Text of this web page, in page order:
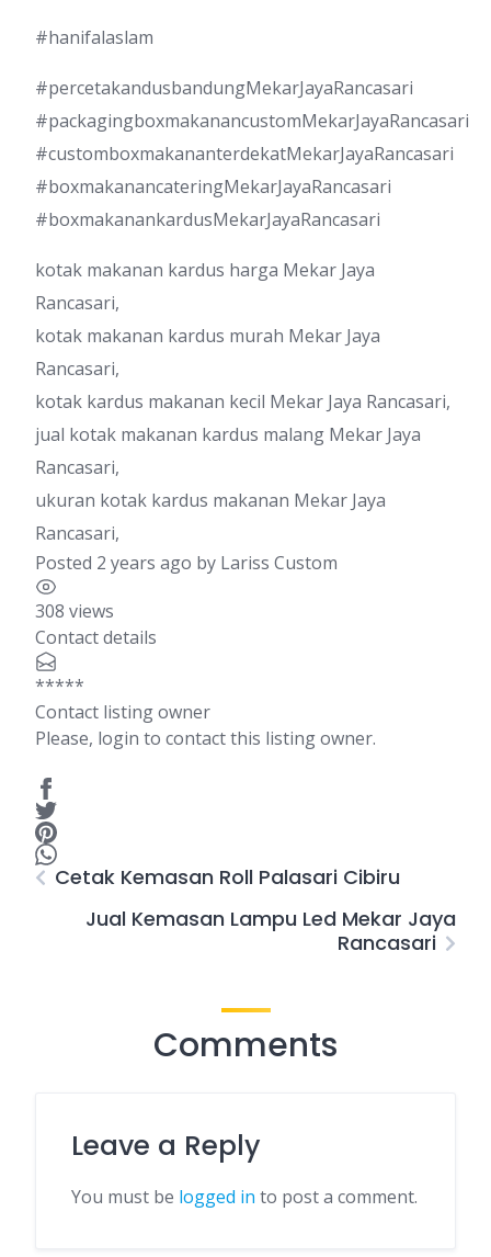
#hanifalaslam
#percetakandusbandungMekarJayaRancasari
#packagingboxmakanancustomMekarJayaRancasari
#customboxmakananterdekatMekarJayaRancasari
#boxmakanancateringMekarJayaRancasari
#boxmakanankardusMekarJayaRancasari
kotak makanan kardus harga Mekar Jaya
Rancasari,
kotak makanan kardus murah Mekar Jaya
Rancasari,
kotak kardus makanan kecil Mekar Jaya Rancasari,
jual kotak makanan kardus malang Mekar Jaya
Rancasari,
ukuran kotak kardus makanan Mekar Jaya
Rancasari,
Posted 2 years ago by Lariss Custom
308 views
Contact details
*****
Contact listing owner
Please, login to contact this listing owner.
Cetak Kemasan Roll Palasari Cibiru
Jual Kemasan Lampu Led Mekar Jaya
Rancasari
Comments
Leave a Reply
You must be logged in to post a comment.